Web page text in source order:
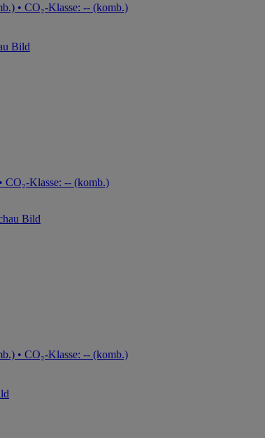
• CO₂-Klasse: -- (komb.)
CO₂-Klasse: -- (komb.)
• CO₂-Klasse: -- (komb.)